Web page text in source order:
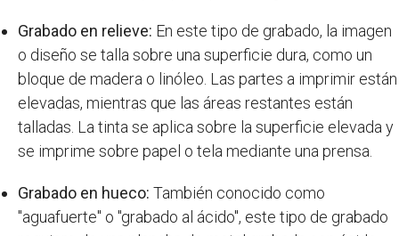
Grabado en relieve: En este tipo de grabado, la imagen
o diseño se talla sobre una superficie dura, como un
bloque de madera o linóleo. Las partes a imprimir están
elevadas, mientras que las áreas restantes están
talladas. La tinta se aplica sobre la superficie elevada y
se imprime sobre papel o tela mediante una prensa.
Grabado en hueco: También conocido como
"aguafuerte" o "grabado al ácido", este tipo de grabado